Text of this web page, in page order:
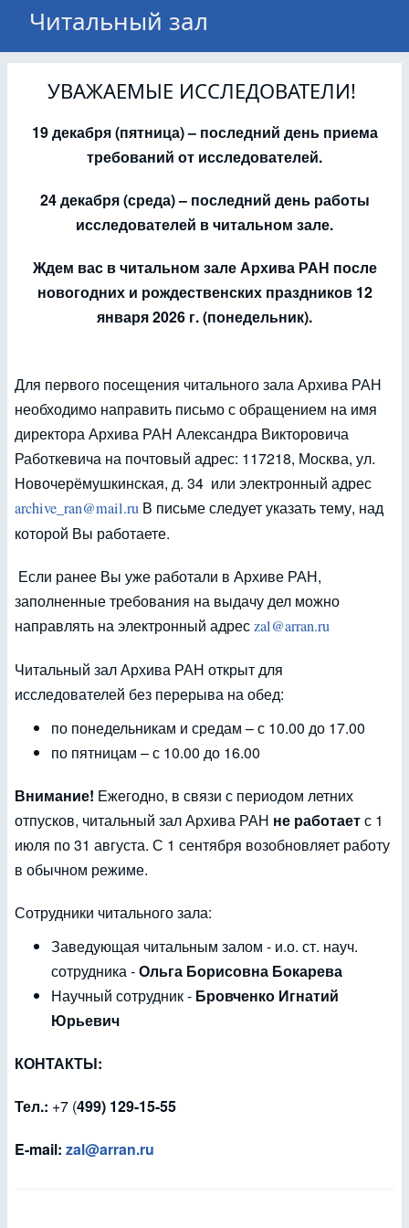
Читальный зал
УВАЖАЕМЫЕ ИССЛЕДОВАТЕЛИ!
19 декабря (пятница) – последний день приема
требований от исследователей.
24 декабря (среда) – последний день работы
исследователей в читальном зале.
Ждем вас в читальном зале Архива РАН после
новогодних и рождественских праздников 12
января 2026 г. (понедельник).
Для первого посещения читального зала Архива РАН
необходимо направить письмо с обращением на имя
директора Архива РАН Александра Викторовича
Работкевича на почтовый адрес: 117218, Москва, ул.
Новочерёмушкинская, д. 34 или электронный адрес
archive_ran@mail.ru В письме следует указать тему, над
которой Вы работаете.
Если ранее Вы уже работали в Архиве РАН,
заполненные требования на выдачу дел можно
направлять на электронный адресzal@arran.ru
Читальный зал Архива РАН открыт для
исследователей без перерыва на обед:
по понедельникам и средам – с 10.00 до 17.00
по пятницам – с 10.00 до 16.00
Внимание! Ежегодно, в связи с периодом летних
отпусков, читальный зал Архива РАН не работаетс 1
июля по 31 августа. С 1 сентября возобновляет работу
в обычном режиме.
Сотрудники читального зала:
Заведующая читальным залом - и.о. ст. науч.
сотрудника -Ольга Борисовна Бокарева
Научный сотрудник - Бровченко Игнатий
Юрьевич
КОНТАКТЫ:
Тел.: +7 (499) 129-15-55
E-mail: zal@arran.ru